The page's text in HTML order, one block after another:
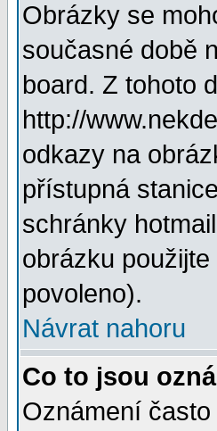
Obrázky se
současné době
board. Z tohoto
http://
odkazy na
přístupná
schránky
obrázku
povoleno).
Návrat nahoru
Co to jsou
Oznámení